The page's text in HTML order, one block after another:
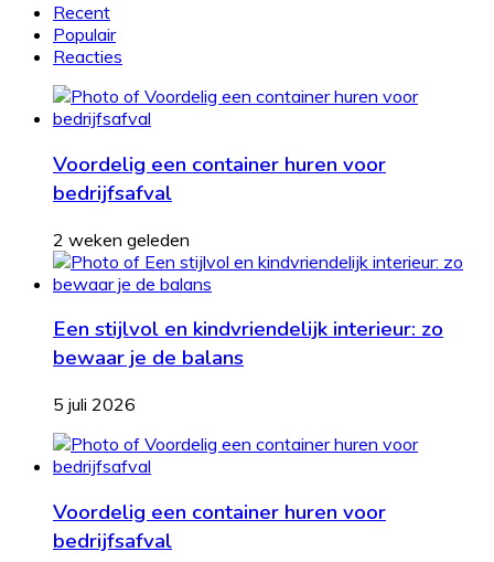
Recent
Populair
Reacties
Voordelig een container huren voor
bedrijfsafval
2 weken geleden
Een stijlvol en kindvriendelijk interieur: zo
bewaar je de balans
5 juli 2026
Voordelig een container huren voor
bedrijfsafval